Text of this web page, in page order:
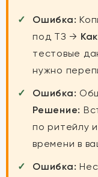
Ошибка:
под ТЗ →
тестовые
нужно
Ошибка:
Решение:
по ритейлу
времени в
Ошибка: